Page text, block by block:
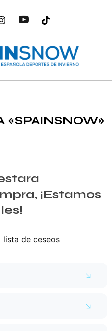
«SPAINSNOW»
¡Estamos
lista de deseos